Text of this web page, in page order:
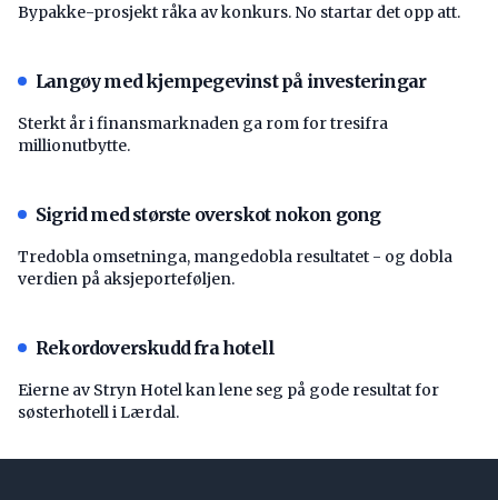
Bypakke-prosjekt råka av konkurs. No startar det opp att.
Langøy med kjempegevinst på investeringar
Sterkt år i finansmarknaden ga rom for tresifra
millionutbytte.
Sigrid med største overskot nokon gong
Tredobla omsetninga, mangedobla resultatet - og dobla
verdien på aksjeporteføljen.
Rekordoverskudd fra hotell
Eierne av Stryn Hotel kan lene seg på gode resultat for
søsterhotell i Lærdal.